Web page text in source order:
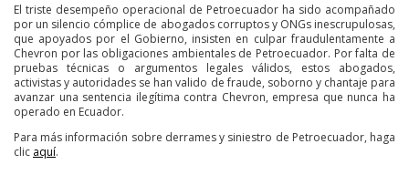
El triste desempeño operacional de Petroecuador ha sido acompañado
por un silencio cómplice de abogados corruptos y ONGs inescrupulosas,
que apoyados por el Gobierno, insisten en culpar fraudulentamente a
Chevron por las obligaciones ambientales de Petroecuador. Por falta de
pruebas técnicas o argumentos legales válidos, estos abogados,
activistas y autoridades se han valido de fraude, soborno y chantaje para
avanzar una sentencia ilegítima contra Chevron, empresa que nunca ha
operado en Ecuador.
Para más información sobre derrames y siniestro de Petroecuador, haga
clic aquí.